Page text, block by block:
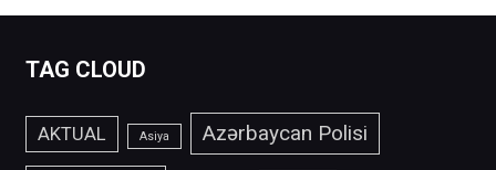
TAG CLOUD
AKTUAL Asiya Azərbaycan Polisi